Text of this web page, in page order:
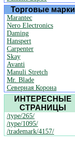
Торговые марки
Marantec
Nero Electronics
Daming
Hanspert
Carpenter
Skay
Avanti
Manuli Stretch
Mr. Blade
Северная Корона
ИНТЕРЕСНЫЕ
СТРАНИЦЫ
/type/265/
/type/1095/
/trademark/4157/